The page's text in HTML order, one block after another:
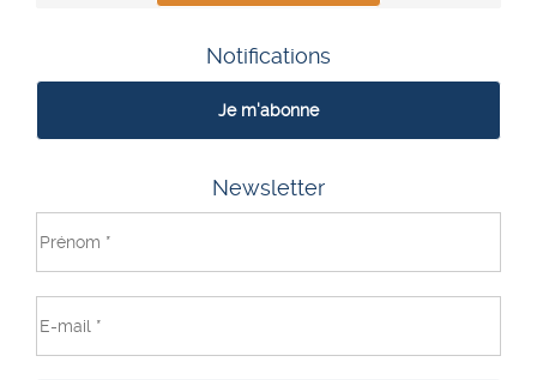
Notifications
Je m'abonne
Newsletter